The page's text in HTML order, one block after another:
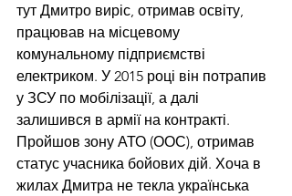
тут Дмитро виріс, отримав освіту,
працював на місцевому
комунальному підприємстві
електриком. У 2015 році він потрапив
у ЗСУ по мобілізації, а далі
залишився в армії на контракті.
Пройшов зону АТО (ООС), отримав
статус учасника бойових дій. Хоча в
жилах Дмитра не текла українська